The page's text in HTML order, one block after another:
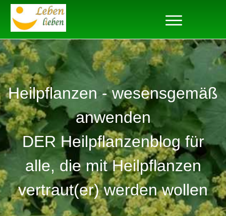
Heilpflanzen - wesensgemäß
anwenden
DER Heilpflanzenblog für
alle, die mit Heilpflanzen
vertraut(er) werden wollen